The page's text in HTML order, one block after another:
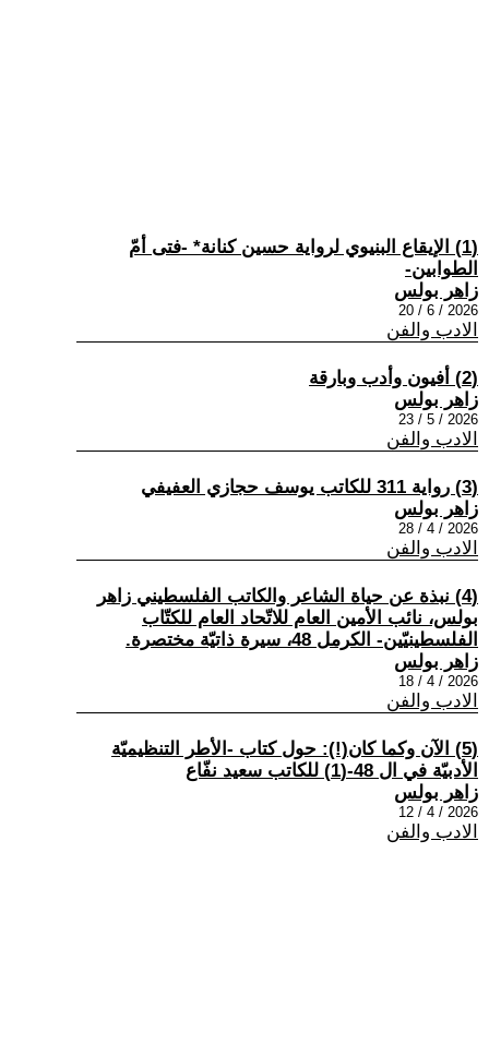
(1) الإيقاع البنيوي لرواية حسين كنانة* -فتى أمّ
الطوابين-
زاهر بولس
2026 / 6 / 20
الادب والفن
(2) أفيون وأدب وبارقة
زاهر بولس
2026 / 5 / 23
الادب والفن
(3) رواية 311 للكاتب يوسف حجازي العفيفي
زاهر بولس
2026 / 4 / 28
الادب والفن
(4) نبذة عن حياة الشاعر والكاتب الفلسطيني زاهر
بولس، نائب الأمين العام للاتّحاد العام للكتّاب
الفلسطينيّين- الكرمل 48، سيرة ذاتيّة مختصرة.
زاهر بولس
2026 / 4 / 18
الادب والفن
(5) الآن وكما كان(!): حول كتاب -الأطر التنظيميّة
الأدبيّة في ال 48-(1) للكاتب سعيد نفّاع
زاهر بولس
2026 / 4 / 12
الادب والفن